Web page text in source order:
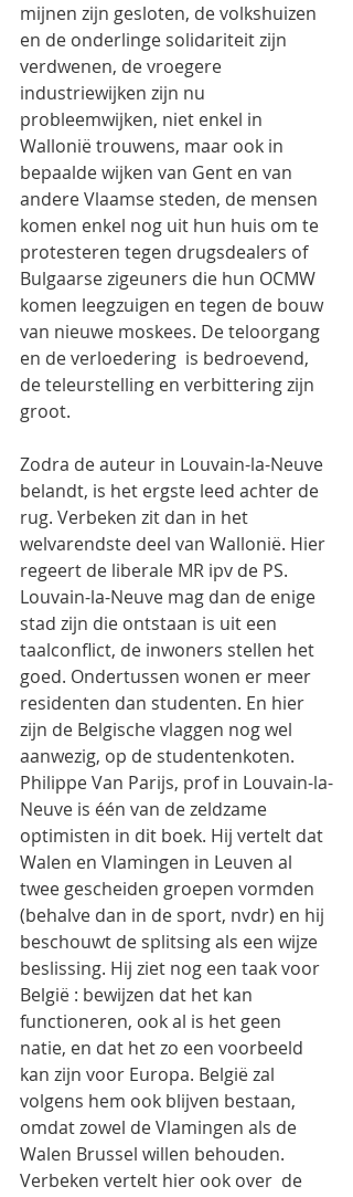
mijnen zijn gesloten, de volkshuizen
en de onderlinge solidariteit zijn
verdwenen, de vroegere
industriewijken zijn nu
probleemwijken, niet enkel in
Wallonië trouwens, maar ook in
bepaalde wijken van Gent en van
andere Vlaamse steden, de mensen
komen enkel nog uit hun huis om te
protesteren tegen drugsdealers of
Bulgaarse zigeuners die hun OCMW
komen leegzuigen en tegen de bouw
van nieuwe moskees. De teloorgang
en de verloedering  is bedroevend,
de teleurstelling en verbittering zijn
groot.
Zodra de auteur in Louvain-la-Neuve
belandt, is het ergste leed achter de
rug. Verbeken zit dan in het
welvarendste deel van Wallonië. Hier
regeert de liberale MR ipv de PS.
Louvain-la-Neuve mag dan de enige
stad zijn die ontstaan is uit een
taalconflict, de inwoners stellen het
goed. Ondertussen wonen er meer
residenten dan studenten. En hier
zijn de Belgische vlaggen nog wel
aanwezig, op de studentenkoten.
Philippe Van Parijs, prof in Louvain-la-
Neuve is één van de zeldzame
optimisten in dit boek. Hij vertelt dat
Walen en Vlamingen in Leuven al
twee gescheiden groepen vormden
(behalve dan in de sport, nvdr) en hij
beschouwt de splitsing als een wijze
beslissing. Hij ziet nog een taak voor
België : bewijzen dat het kan
functioneren, ook al is het geen
natie, en dat het zo een voorbeeld
kan zijn voor Europa. België zal
volgens hem ook blijven bestaan,
omdat zowel de Vlamingen als de
Walen Brussel willen behouden.
Verbeken vertelt hier ook over  de